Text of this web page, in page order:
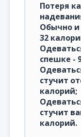
Потеря
Обычно и
32
спешке -
стучит
калорий;
стучит
калорий.